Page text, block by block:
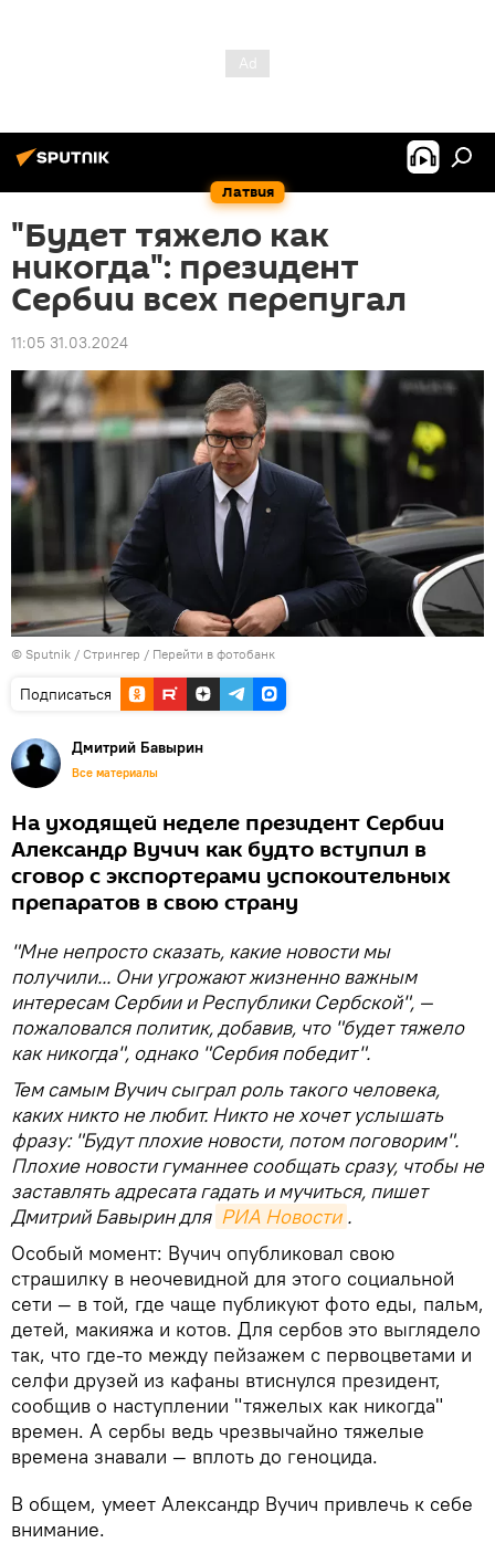
Латвия
"Будет тяжело как
никогда": президент
Сербии всех перепугал
11:05 31.03.2024
© Sputnik / Стрингер / Перейти в фотобанк
Подписаться
Дмитрий Бавырин
Все материалы
На уходящей неделе президент Сербии
Александр Вучич как будто вступил в
сговор с экспортерами успокоительных
препаратов в свою страну
"Мне непросто сказать, какие новости мы
получили... Они угрожают жизненно важным
интересам Сербии и Республики Сербской", —
пожаловался политик, добавив, что "будет тяжело
как никогда", однако "Сербия победит".
Тем самым Вучич сыграл роль такого человека,
каких никто не любит. Никто не хочет услышать
фразу: "Будут плохие новости, потом поговорим".
Плохие новости гуманнее сообщать сразу, чтобы не
заставлять адресата гадать и мучиться, пишет
Дмитрий Бавырин для РИА Новости .
Особый момент: Вучич опубликовал свою
страшилку в неочевидной для этого социальной
сети — в той, где чаще публикуют фото еды, пальм,
детей, макияжа и котов. Для сербов это выглядело
так, что где-то между пейзажем с первоцветами и
селфи друзей из кафаны втиснулся президент,
сообщив о наступлении "тяжелых как никогда"
времен. А сербы ведь чрезвычайно тяжелые
времена знавали — вплоть до геноцида.
В общем, умеет Александр Вучич привлечь к себе
внимание.